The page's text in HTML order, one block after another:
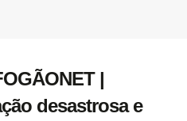
|
desastrosa e